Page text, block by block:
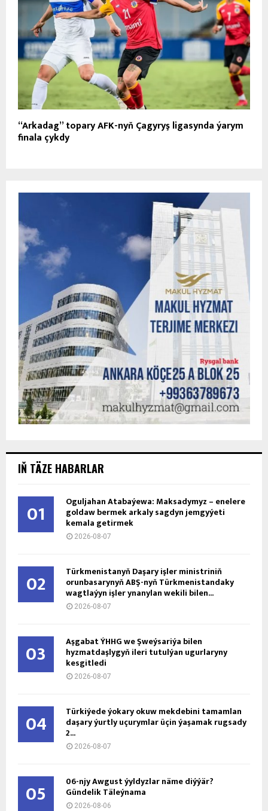
“Arkadag” topary AFK-nyň Çagyryş ligasynda ýarym
finala çykdy
IŇ TÄZE HABARLAR
01 Oguljahan Atabaýewa: Maksadymyz – enelere
goldaw bermek arkaly sagdyn jemgyýeti
kemala getirmek
2026-08-07
02 Türkmenistanyň Daşary işler ministriniň
orunbasarynyň ABŞ-nyň Türkmenistandaky
wagtlaýyn işler ynanylan wekili bilen...
2026-08-07
03 Aşgabat ÝHHG we Şweýsariýa bilen
hyzmatdaşlygyň ileri tutulýan ugurlaryny
kesgitledi
2026-08-07
04 Türkiýede ýokary okuw mekdebini tamamlan
daşary ýurtly uçurymlar üçin ýaşamak rugsady
2...
2026-08-07
05 06-njy Awgust ýyldyzlar näme diýýär?
Gündelik Täleýnama
2026-08-06